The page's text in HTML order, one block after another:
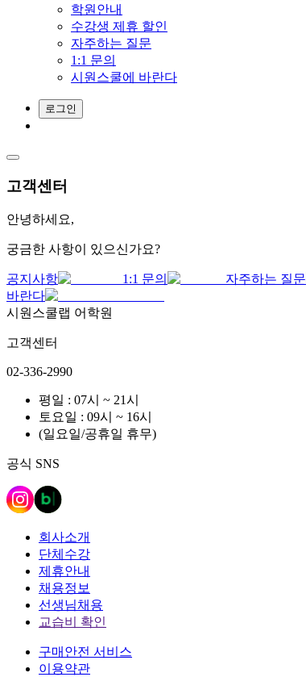
학원안내
수강생 제휴 할인
자주하는 질문
1:1 문의
시원스쿨에 바란다
로그인
고객센터
안녕하세요,
궁금한 사항이 있으신가요?
공지사항 1:1 문의 자주하는 질문
바란다
시원스쿨랩 어학원
고객센터
02-336-2990
평일 : 07시 ~ 21시
토요일 : 09시 ~ 16시
(일요일/공휴일 휴무)
공식 SNS
회사소개
단체수강
제휴안내
채용정보
선생님채용
교습비 확인
구매안전 서비스
이용약관